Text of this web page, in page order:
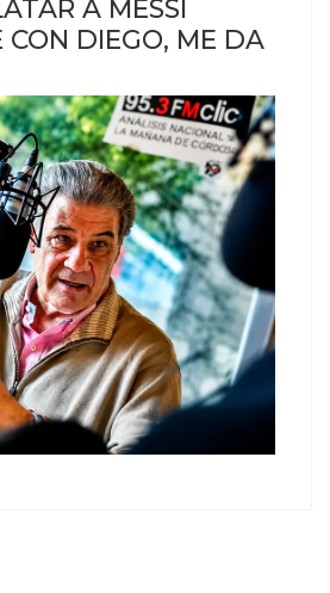
A MESSI
CON DIEGO, ME DA